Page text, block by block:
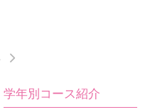
学年別コース紹介